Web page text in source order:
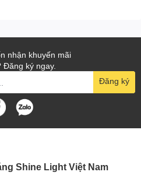
đèn tại
và phân phối các thiết bị chiếu
thị trường Việt Nam. Luôn cam
tường Hiện đại tạiShine Light
là 1 năm.
nhận khuyến mãi
Đăng ký ngay.
Đăng ký
Shine Light Việt Nam